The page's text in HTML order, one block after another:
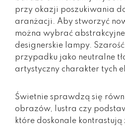
przy okazji poszukiwania
aranżacji. Aby stworzyć
można wybrać
designerskie lampy.
przypadku jako neutralne
artystyczny charakter tych
Świetnie sprawdzą się
obrazów, lustra czy
które doskonale kontrastują